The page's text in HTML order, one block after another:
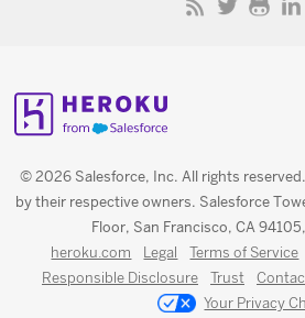
© 2026 Salesforce, Inc. All rights
by their respective owners. Salesforce
Floor, San Francisco, CA
heroku.com Legal Terms of Service
Responsible Disclosure
Trust
Your Privacy